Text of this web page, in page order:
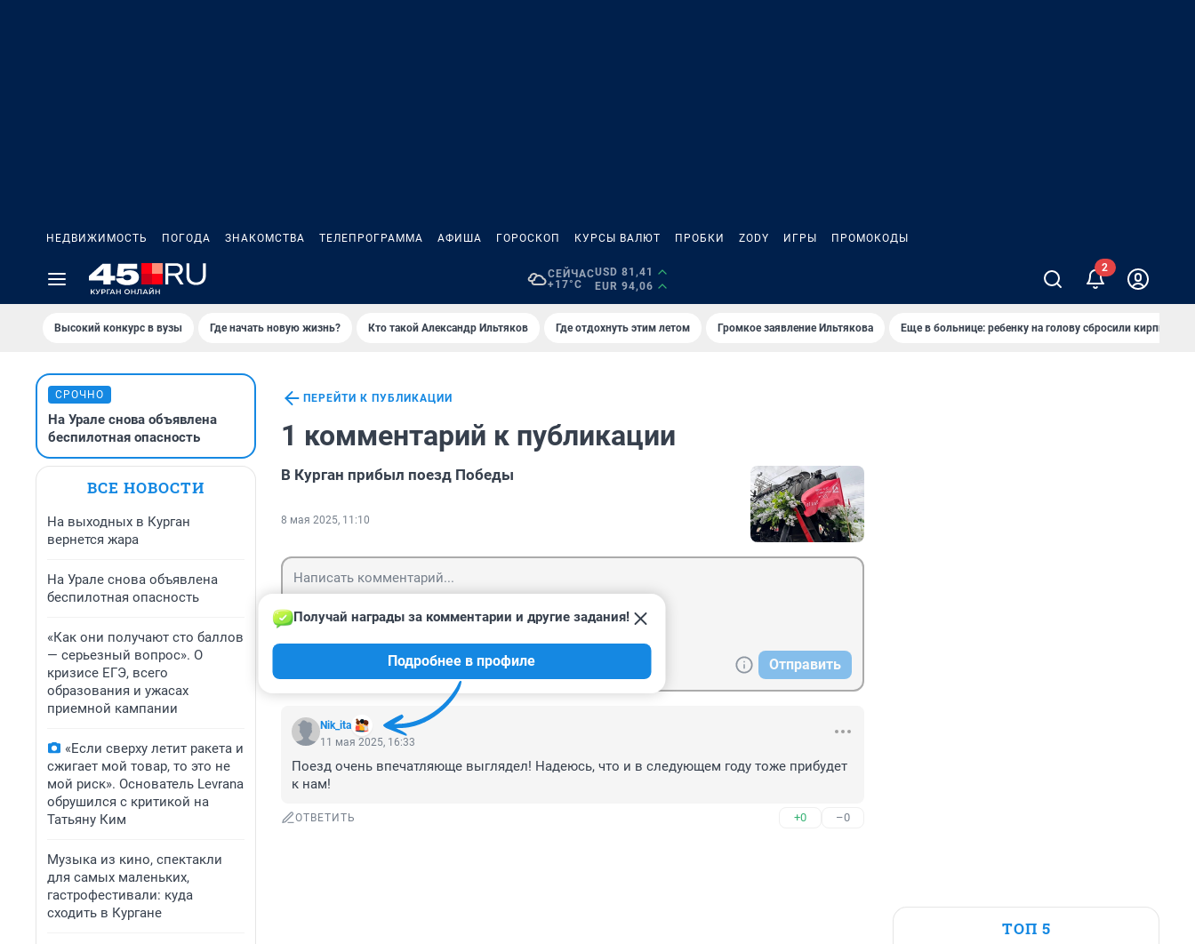
НЕДВИЖИМОСТЬ ПОГОДА ЗНАКОМСТВА ТЕЛЕПРОГРАММА АФИША ГОРОСКОП КУРСЫ ВАЛЮТ ПРОБКИ ZODY ИГРЫ ПРОМОКОДЫ
СЕЙЧАС
+17°C
USD 81,41
EUR 94,06
Высокий конкурс в вузы Где начать новую жизнь? Кто такой Александр Ильтяков Где отдохнуть этим летом Громкое заявление Ильтякова Еще в больнице: ребенку на голову сбросили кирпич
СРОЧНО
На Урале снова объявлена
беспилотная опасность
ВСЕ НОВОСТИ
На выходных в Курган
вернется жара
На Урале снова объявлена
беспилотная опасность
«Как они получают сто баллов
— серьезный вопрос». О
кризисе ЕГЭ, всего
образования и ужасах
приемной кампании
«Если сверху летит ракета и
сжигает мой товар, то это не
мой риск». Основатель Levrana
обрушился с критикой на
Татьяну Ким
Музыка из кино, спектакли
для самых маленьких,
гастрофестивали: куда
сходить в Кургане
ПЕРЕЙТИ К ПУБЛИКАЦИИ
1 комментарий к публикации
В Курган прибыл поезд Победы
8 мая 2025, 11:10
Отправить
Nik_ita
Получай награды за комментарии и другие задания!
Подробнее в профиле
11 мая 2025, 16:33
Поезд очень впечатляюще выглядел! Надеюсь, что и в следующем году тоже прибудет
к нам!
ОТВЕТИТЬ +0 –0
ТОП 5